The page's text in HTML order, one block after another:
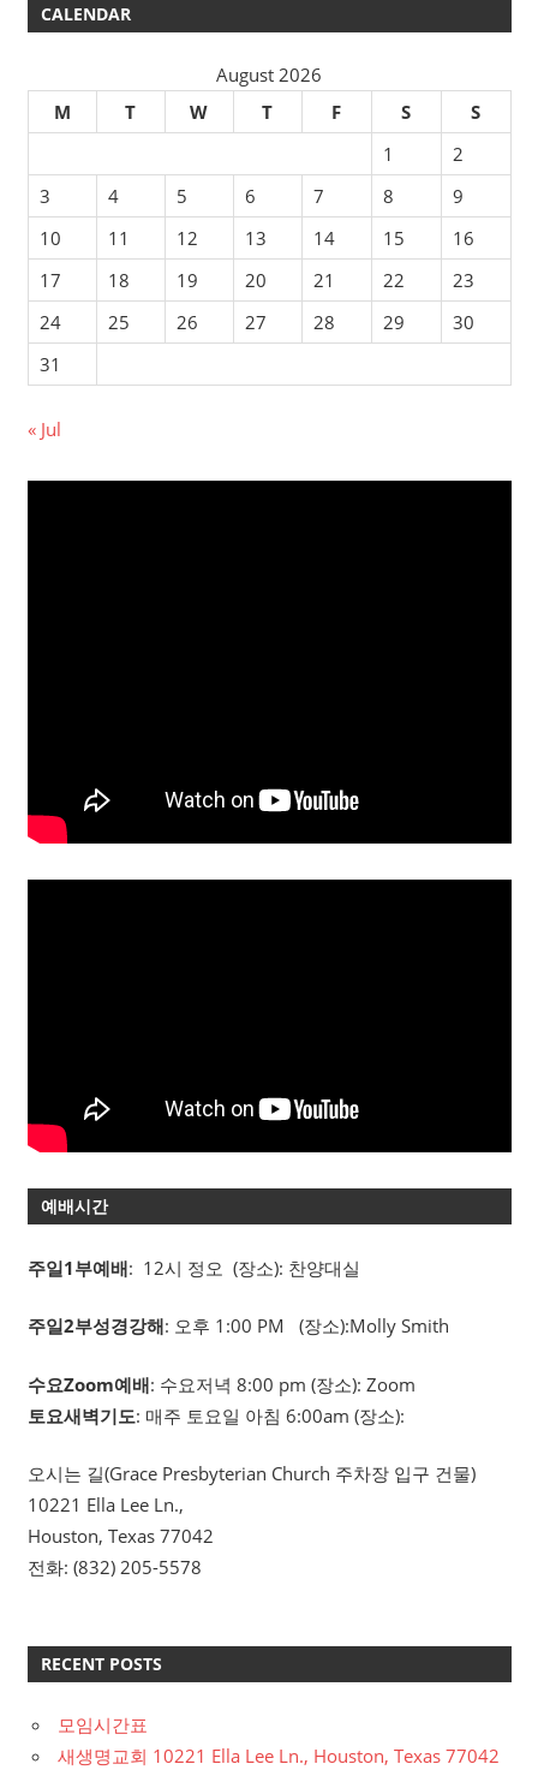
CALENDAR
August 2026
M
T W T F S
S
1
2
3
4 5 6 7 8
9
10
11 12 13 14 15
16
17
18 19 20 21 22
23
24
25 26 27 28 29
30
31
« Jul
예배시간
주일1부예배: 12시 정오 (장소): 찬양대실
주일2부성경강해: 오후 1:00 PM (장소):Molly Smith
수요Zoom예배: 수요저녁 8:00 pm (장소): Zoom
토요새벽기도: 매주 토요일 아침 6:00am (장소):
오시는 길(Grace Presbyterian Church 주차장 입구 건물)
10221 Ella Lee Ln.,
Houston, Texas 77042
전화: (832) 205-5578
RECENT POSTS
모임시간표
새생명교회 10221 Ella Lee Ln., Houston, Texas 77042